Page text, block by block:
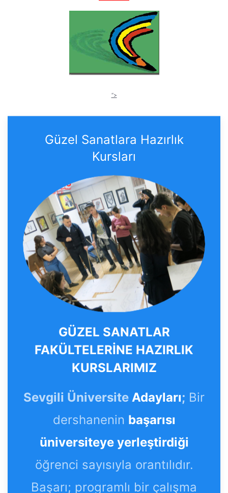
“>
Güzel Sanatlara Hazırlık
Kursları
GÜZEL SANATLAR
FAKÜLTELERİNE HAZIRLIK
KURSLARIMIZ
Sevgili Üniversite Adayları; Bir
dershanenin başarısı
üniversiteye yerleştirdiği
öğrenci sayısıyla orantılıdır.
Başarı; programlı bir çalışma